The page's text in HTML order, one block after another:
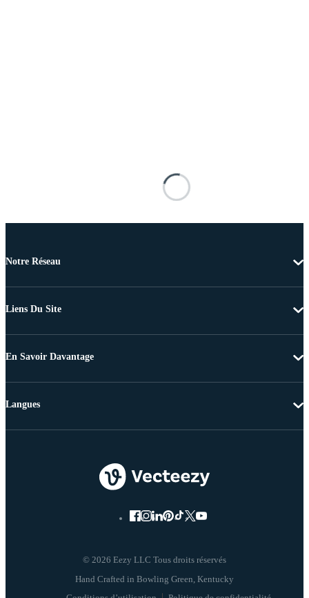
Notre Réseau
Liens Du Site
En Savoir Davantage
© 2026 Eezy LLC Tous droits réservés
Langues